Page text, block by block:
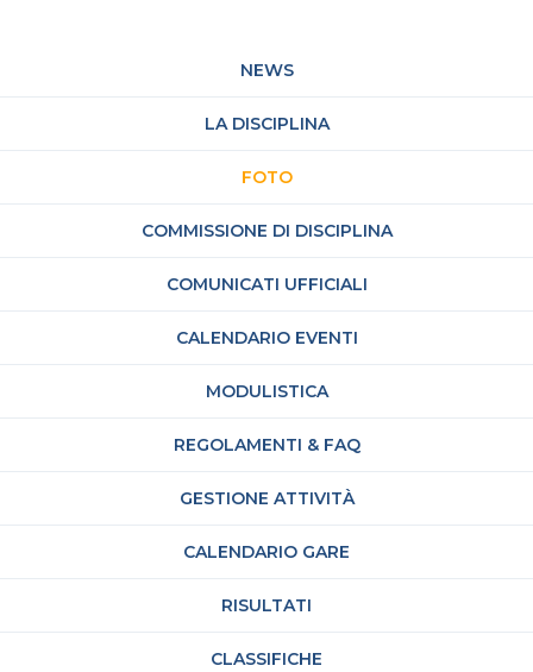
NEWS
LA DISCIPLINA
FOTO
COMMISSIONE DI DISCIPLINA
COMUNICATI UFFICIALI
CALENDARIO EVENTI
MODULISTICA
REGOLAMENTI & FAQ
GESTIONE ATTIVITÀ
CALENDARIO GARE
RISULTATI
CLASSIFICHE